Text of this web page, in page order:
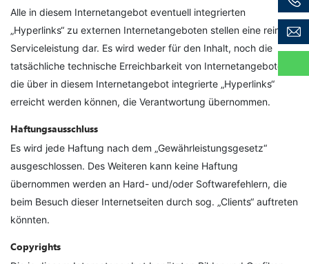
Alle in diesem Internetangebot eventuell integrierten
„Hyperlinks“ zu externen Internetangeboten stellen eine reine
Serviceleistung dar. Es wird weder für den Inhalt, noch die
tatsächliche technische Erreichbarkeit von Internetangeboten,
die über in diesem Internetangebot integrierte „Hyperlinks“
erreicht werden können, die Verantwortung übernommen.
Haftungsausschluss
Es wird jede Haftung nach dem „Gewährleistungsgesetz“
ausgeschlossen. Des Weiteren kann keine Haftung
übernommen werden an Hard- und/oder Softwarefehlern, die
beim Besuch dieser Internetseiten durch sog. „Clients“ auftreten
könnten.
Copyrights